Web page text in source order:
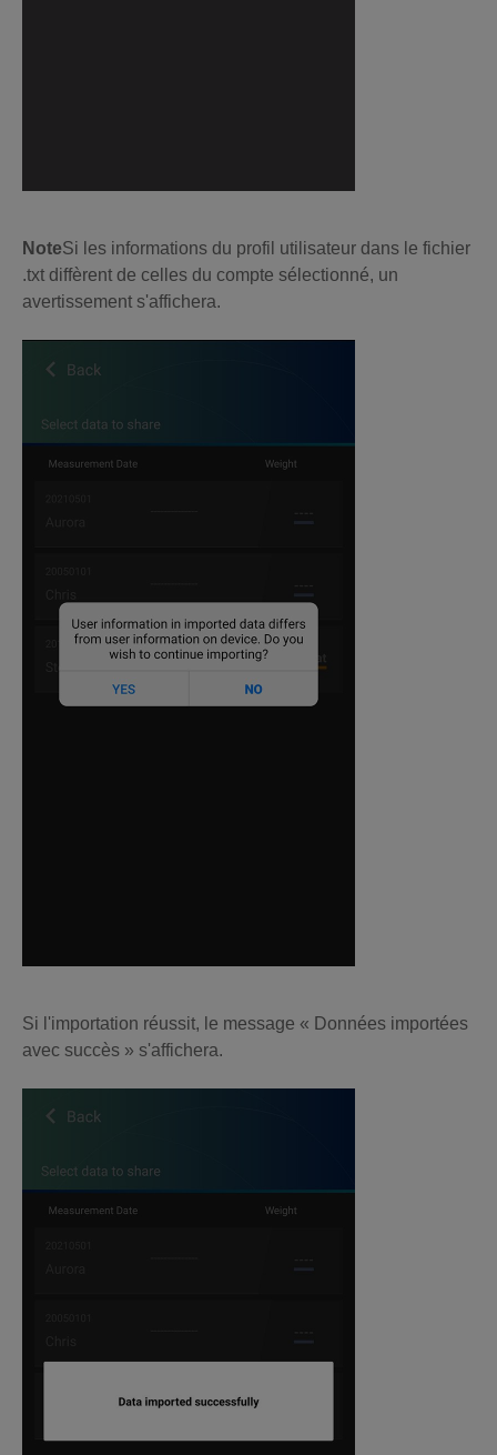
NoteSi les informations du profil utilisateur dans le fichier
.txt diffèrent de celles du compte sélectionné, un
avertissement s'affichera.
Si l'importation réussit, le message « Données importées
avec succès » s'affichera.